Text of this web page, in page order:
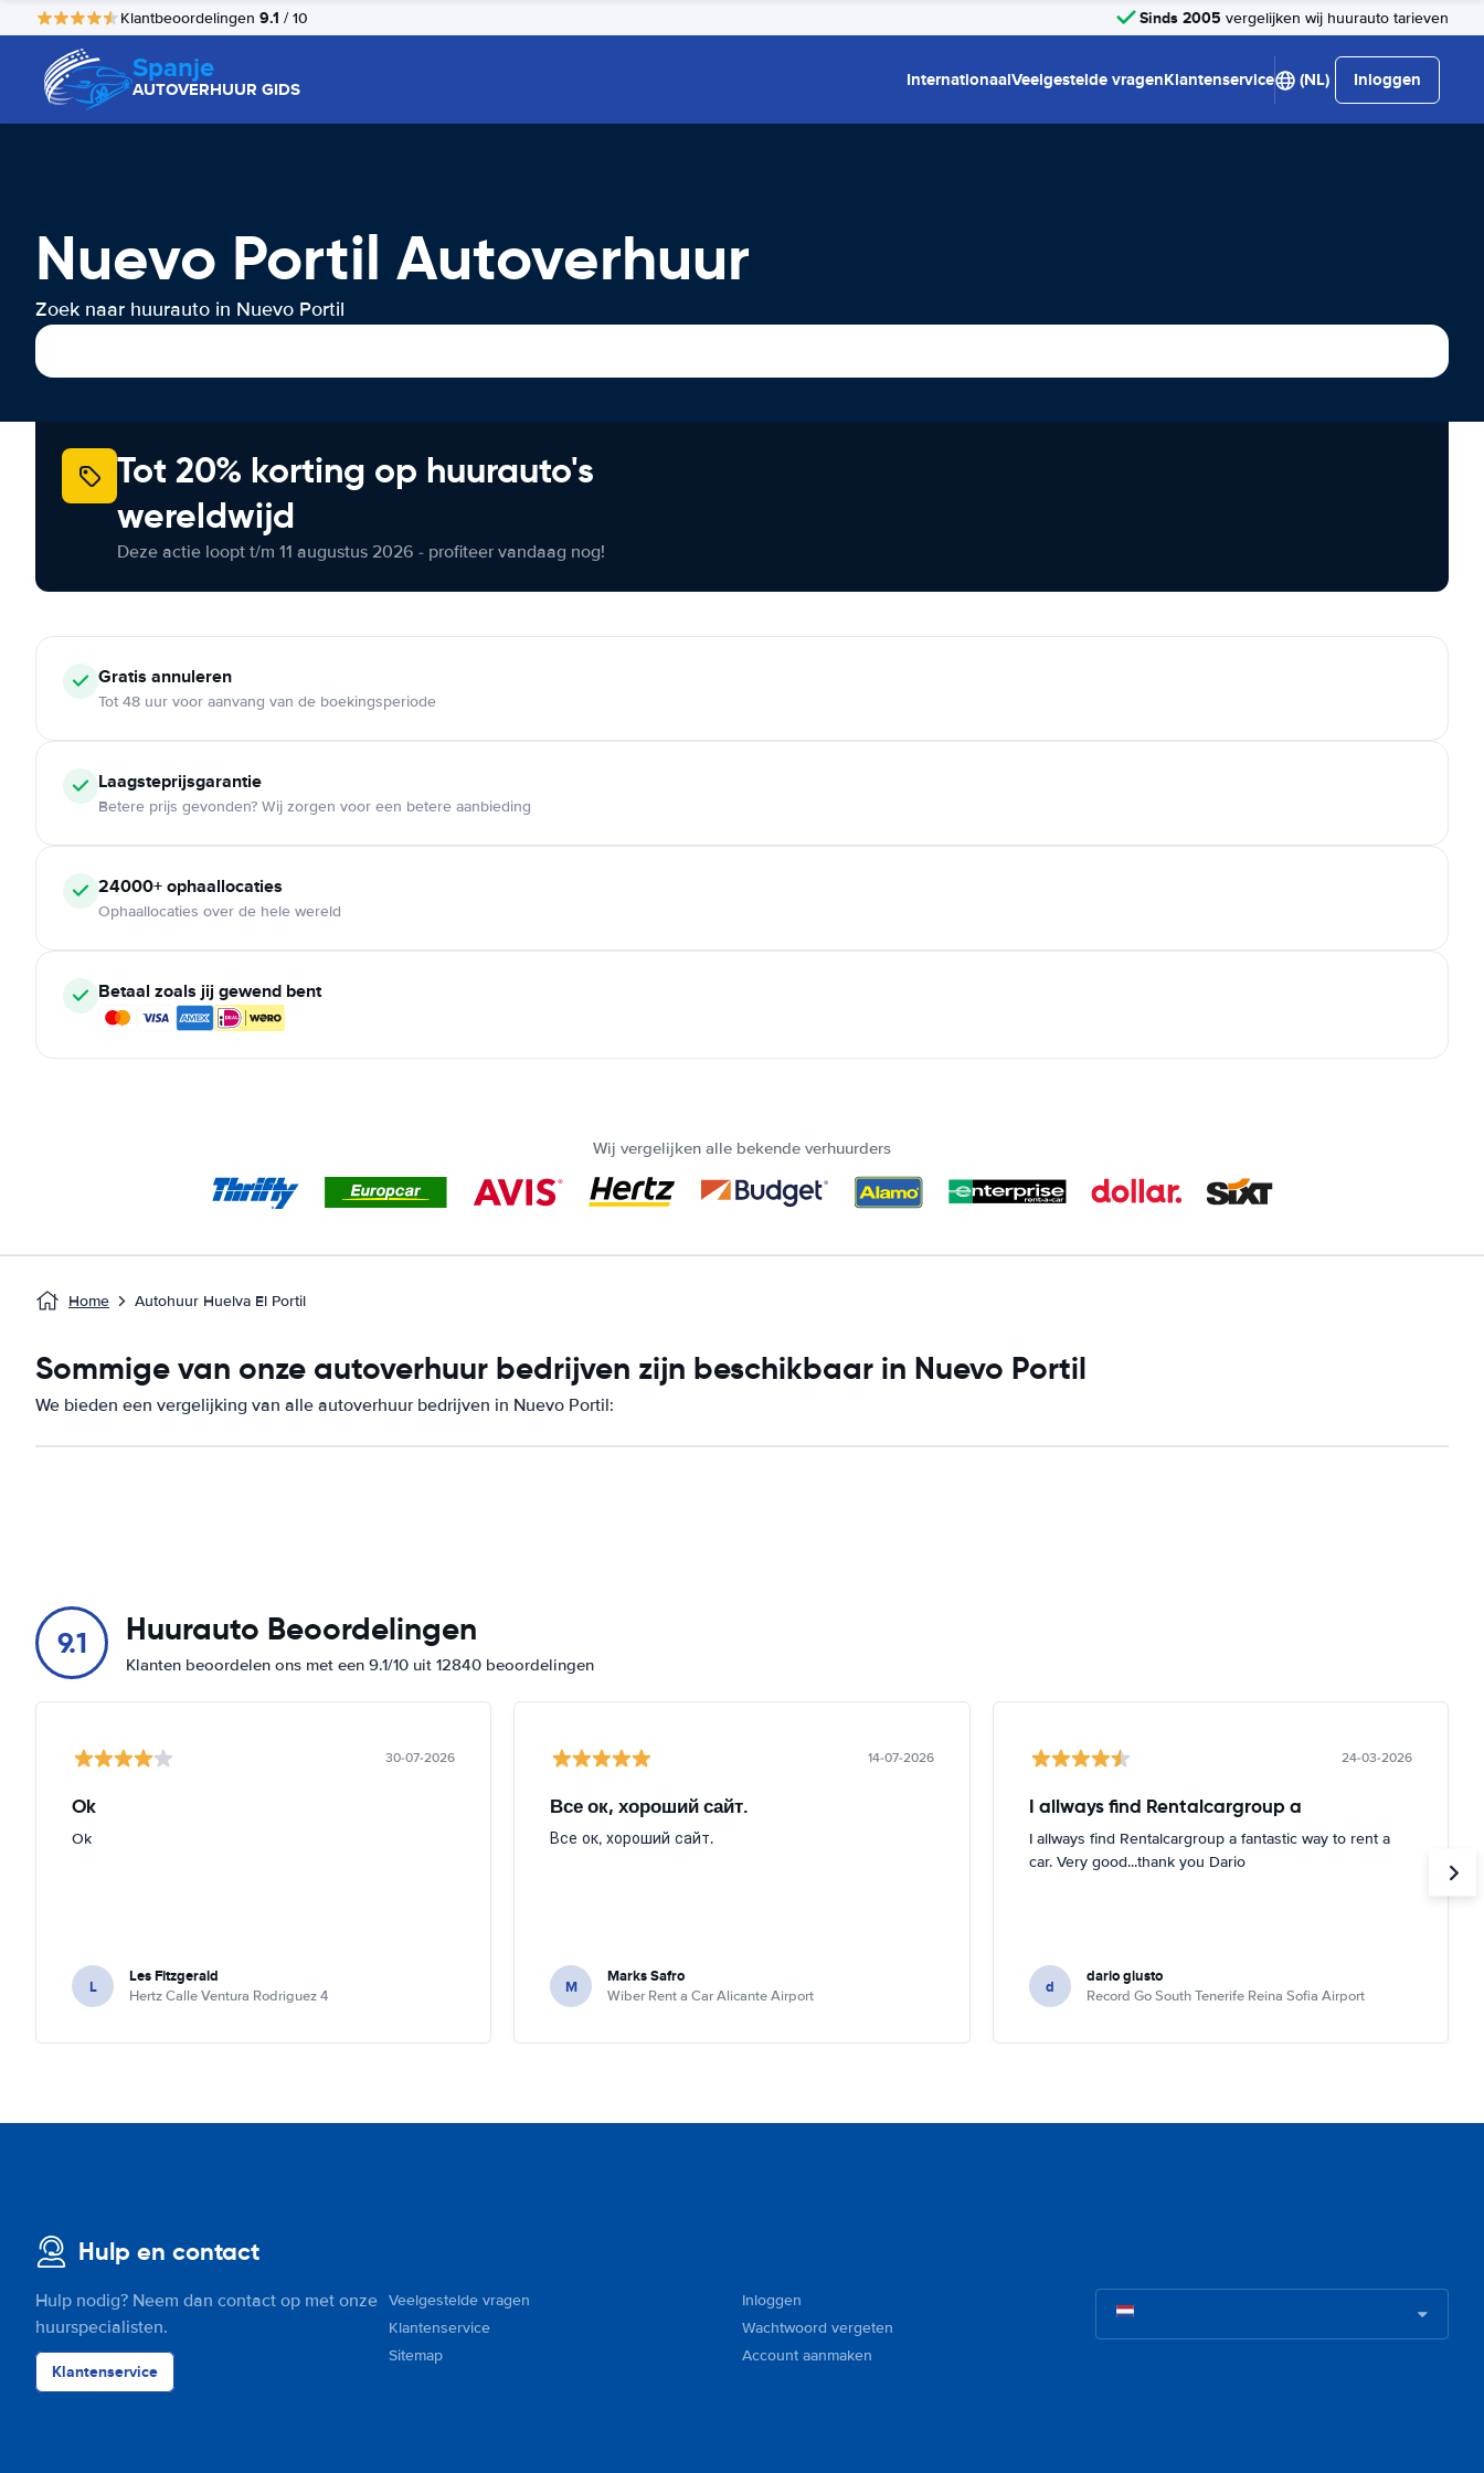
Klantbeoordelingen 9.1 / 10 Sinds 2005 vergelijken wij huurauto tarieven
Spanje
AUTOVERHUUR GIDS InternationaalVeelgestelde vragenKlantenservice (NL) Inloggen
Nuevo Portil Autoverhuur
Zoek naar huurauto in Nuevo Portil
Tot 20% korting op huurauto's
wereldwijd
Deze actie loopt t/m 11 augustus 2026 - profiteer vandaag nog!
Gratis annuleren
Tot 48 uur voor aanvang van de boekingsperiode
Laagsteprijsgarantie
Betere prijs gevonden? Wij zorgen voor een betere aanbieding
24000+ ophaallocaties
Ophaallocaties over de hele wereld
Betaal zoals jij gewend bent
Wij vergelijken alle bekende verhuurders
Home Autohuur Huelva El Portil
Sommige van onze autoverhuur bedrijven zijn beschikbaar in Nuevo Portil
We bieden een vergelijking van alle autoverhuur bedrijven in Nuevo Portil:
9.1 Huurauto Beoordelingen
Klanten beoordelen ons met een 9.1/10 uit 12840 beoordelingen
30-07-2026
Ok
Ok
L Les Fitzgerald
Hertz Calle Ventura Rodriguez 4
14-07-2026
Все ок, хороший сайт.
Все ок, хороший сайт.
M Marks Safro
Wiber Rent a Car Alicante Airport
24-03-2026
I allways find Rentalcargroup a
I allways find Rentalcargroup a fantastic way to rent a
car. Very good...thank you Dario
d dario giusto
Record Go South Tenerife Reina Sofia Airport
Hulp en contact
Hulp nodig? Neem dan contact op met onze
huurspecialisten.
Klantenservice
Veelgestelde vragen
Klantenservice
Sitemap
Inloggen
Wachtwoord vergeten
Account aanmaken